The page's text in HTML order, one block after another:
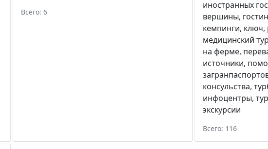
Всего: 6
иностранных
вершины,
кемпинги, ключ,
медицинский
на ферме,
источники,
консульства,
инфоцентры,
экскурсии
Всего: 116